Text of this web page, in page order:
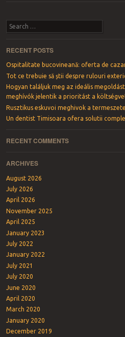
Search
RECENT POSTS
Ospitalitate bucovineană: oferta de
Tot ce trebuie să știi despre rulouri
Hogyan találjuk meg az ideális
meghívók jelentik a prioritást a
Rusztikus eskuvoi meghivok a
Un dentist Timisoara ofera solutii
RECENT COMMENTS
ARCHIVES
August 2026
July 2026
April 2026
November 2025
April 2025
January 2023
July 2022
January 2022
July 2021
July 2020
June 2020
April 2020
March 2020
January 2020
December 2019